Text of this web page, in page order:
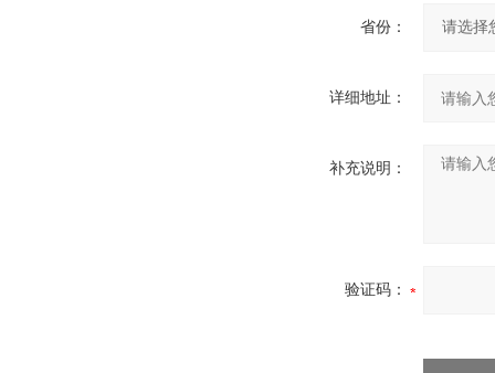
省份：
详细地址：
补充说明：
验证码：